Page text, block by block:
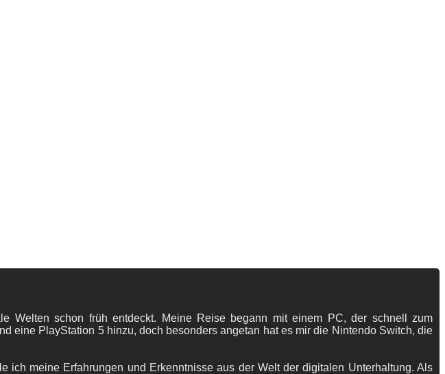
Welten schon früh entdeckt. Meine Reise begann mit einem PC, der schnell zum
eine PlayStation 5 hinzu, doch besonders angetan hat es mir die Nintendo Switch, die
meine Erfahrungen und Erkenntnisse aus der Welt der digitalen Unterhaltung. Als